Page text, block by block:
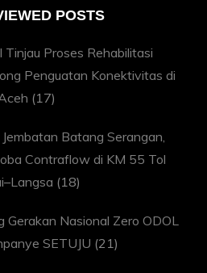
POSTS
Tinjau Proses Rehabilitasi
Penguatan Konektivitas di
(17)
Batang Serangan,
Contraflow di KM 55 Tol
(18)
Gerakan Nasional Zero ODOL
SETUJU (21)